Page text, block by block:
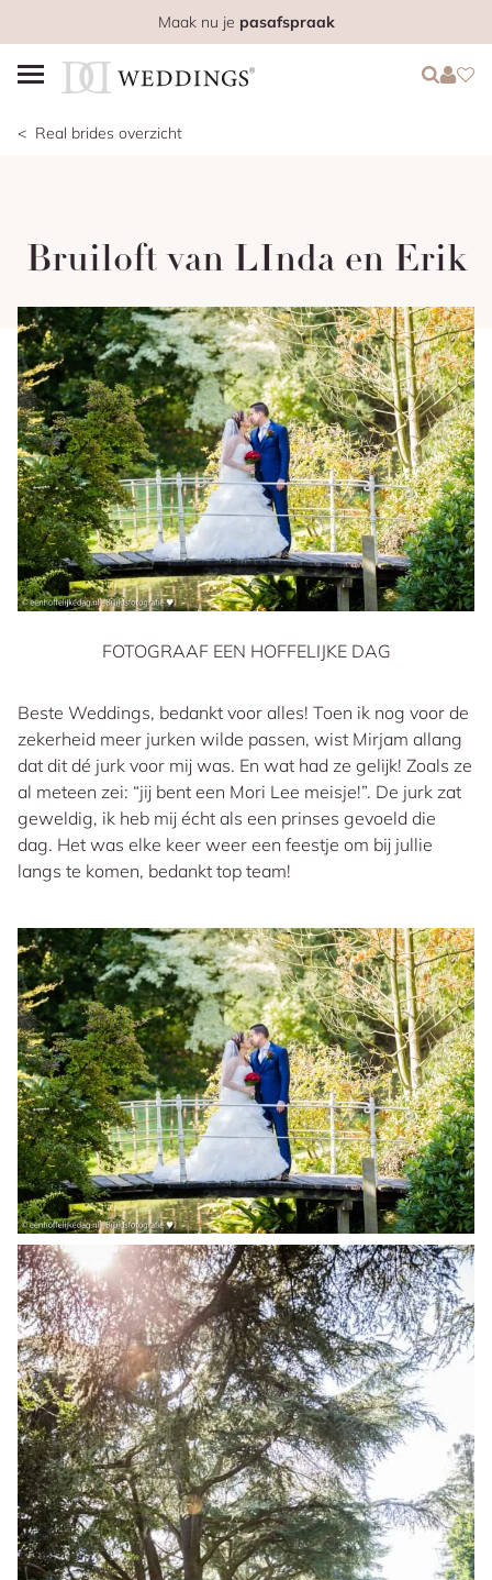
Maak nu je pasafspraak
Login
Login
Real brides overzicht
Bruiloft van LInda en Erik
FOTOGRAAF EEN HOFFELIJKE DAG
Beste Weddings, bedankt voor alles! Toen ik nog voor de
zekerheid meer jurken wilde passen, wist Mirjam allang
dat dit dé jurk voor mij was. En wat had ze gelijk! Zoals ze
al meteen zei: “jij bent een Mori Lee meisje!”. De jurk zat
geweldig, ik heb mij écht als een prinses gevoeld die
dag. Het was elke keer weer een feestje om bij jullie
langs te komen, bedankt top team!